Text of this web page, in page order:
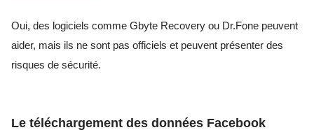
Oui, des logiciels comme Gbyte Recovery ou Dr.Fone peuvent
aider, mais ils ne sont pas officiels et peuvent présenter des
risques de sécurité.
Le téléchargement des données Facebook